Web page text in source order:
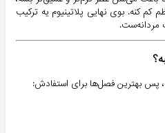
کنه. بوی نهایی پلاتینیوم یه ترکیب
مردانه‌ست.
پس بهترین فصل‌ها برای استفادش: